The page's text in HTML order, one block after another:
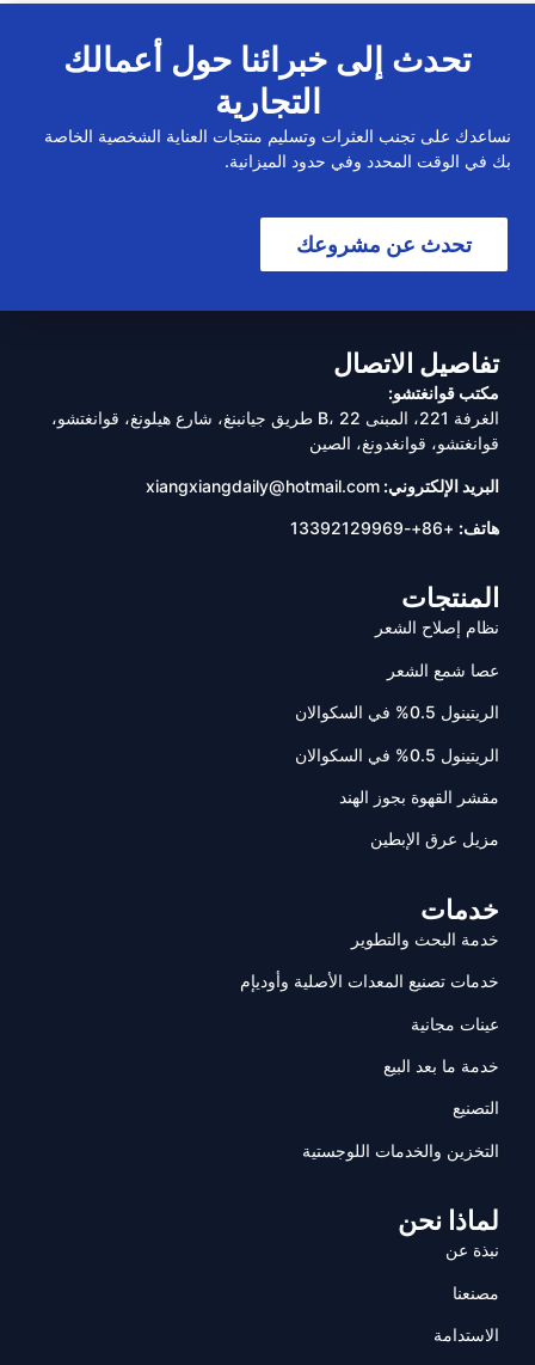
تحدث إلى خبرائنا حول أعمالك
التجارية
نساعدك على تجنب العثرات وتسليم منتجات العناية الشخصية الخاصة
بك في الوقت المحدد وفي حدود الميزانية.
تحدث عن مشروعك
تفاصيل الاتصال
مكتب قوانغتشو:
الغرفة 221، المبنى B، 22 طريق جيانبنغ، شارع هيلونغ، قوانغتشو،
قوانغتشو، قوانغدونغ، الصين
البريد الإلكتروني:xiangxiangdaily@hotmail.com
هاتف:+86+-13392129969
المنتجات
نظام إصلاح الشعر
عصا شمع الشعر
الريتينول 0.5% في السكوالان
الريتينول 0.5% في السكوالان
مقشر القهوة بجوز الهند
مزيل عرق الإبطين
خدمات
خدمة البحث والتطوير
خدمات تصنيع المعدات الأصلية وأوديإم
عينات مجانية
خدمة ما بعد البيع
التصنيع
التخزين والخدمات اللوجستية
لماذا نحن
نبذة عن
مصنعنا
الاستدامة